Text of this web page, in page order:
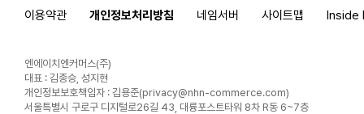
이용약관 개인정보처리방침 네임서버 사이트맵 Inside
엔에이치엔커머스(주)
대표 : 김종승, 성지현
개인정보보호책임자 : 김용준(privacy@nhn-commerce.com)
서울특별시 구로구 디지털로26길 43, 대륭포스트타워 8차 R동 6~7층